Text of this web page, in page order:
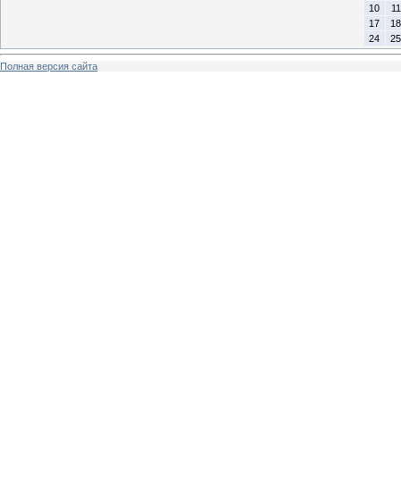
10
11
17
18
24
25
Полная версия сайта